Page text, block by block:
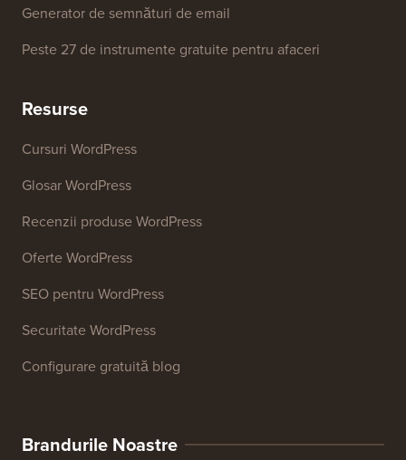
Generator de semnături de email
Peste 27 de instrumente gratuite pentru afaceri
Resurse
Cursuri WordPress
Glosar WordPress
Recenzii produse WordPress
Oferte WordPress
SEO pentru WordPress
Securitate WordPress
Configurare gratuită blog
Brandurile Noastre